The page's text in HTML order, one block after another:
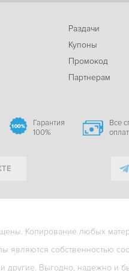
Раздачи
Купоны
Промокод
Партнерам
Гарантия
100%
Все
Копирование любых
являются собственностью
другие. Выгодно, надежно и